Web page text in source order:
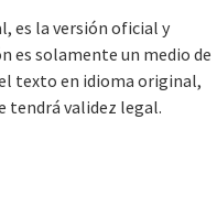
es la versión oficial y
es solamente un medio de
texto en idioma original,
tendrá validez legal.